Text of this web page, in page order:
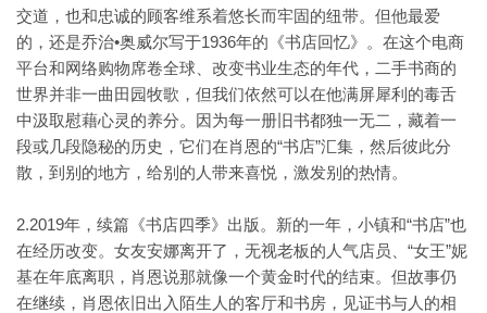
交道，也和忠诚的顾客维系着悠长而牢固的纽带。但他最爱
的，还是乔治•奥威尔写于1936年的《书店回忆》。在这个电商
平台和网络购物席卷全球、改变书业生态的年代，二手书商的
世界并非一曲田园牧歌，但我们依然可以在他满屏犀利的毒舌
中汲取慰藉心灵的养分。因为每一册旧书都独一无二，藏着一
段或几段隐秘的历史，它们在肖恩的“书店”汇集，然后彼此分
散，到别的地方，给别的人带来喜悦，激发别的热情。
2.2019年，续篇《书店四季》出版。新的一年，小镇和“书店”也
在经历改变。女友安娜离开了，无视老板的人气店员、“女王”妮
基在年底离职，肖恩说那就像一个黄金时代的结束。但故事仍
在继续，肖恩依旧出入陌生人的客厅和书房，见证书与人的相